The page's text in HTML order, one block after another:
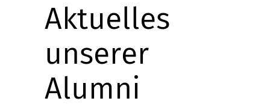
Aktuelles
unserer
Alumni